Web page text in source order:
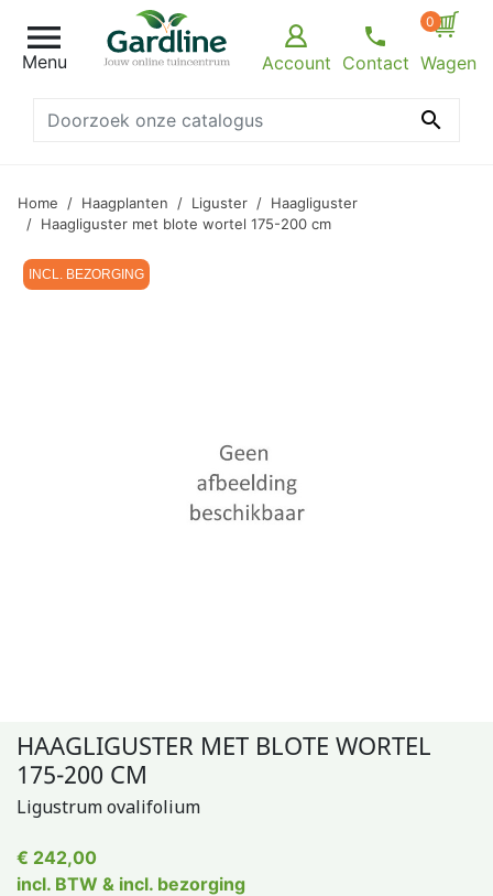

Menu Account Contact
0
Wagen

Home Haagplanten Liguster
Haagliguster
Haagliguster met blote wortel 175-200 cm
INCL. BEZORGING
HAAGLIGUSTER MET BLOTE WORTEL
175-200 CM
Ligustrum ovalifolium
€ 242,00
incl. BTW & incl. bezorging